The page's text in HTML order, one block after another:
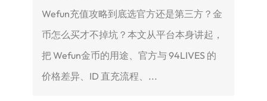
Wefun充值攻略到底选官方还是第三方？金
币怎么买才不掉坑？本文从平台本身讲起，
把 Wefun金币的用途、官方与 94LIVES 的
价格差异、ID 直充流程、...